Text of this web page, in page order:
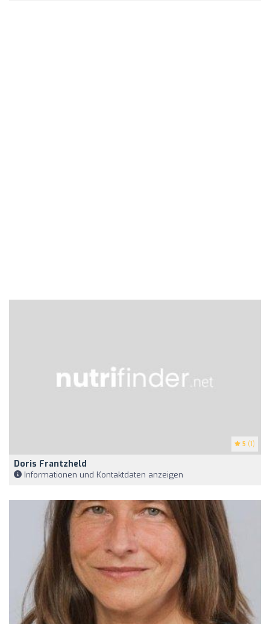
5 (1)
Doris Frantzheld
Informationen und Kontaktdaten anzeigen